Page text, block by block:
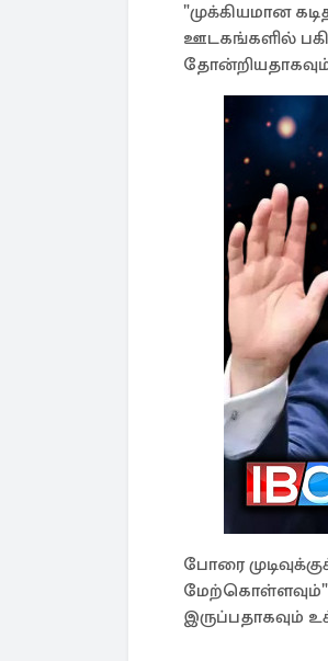
"முக்கியமான
ஊடகங்களில்
தோன்றியதாகவும்
போரை
மேற்கொள்ளவும்"
இருப்பதாகவும்